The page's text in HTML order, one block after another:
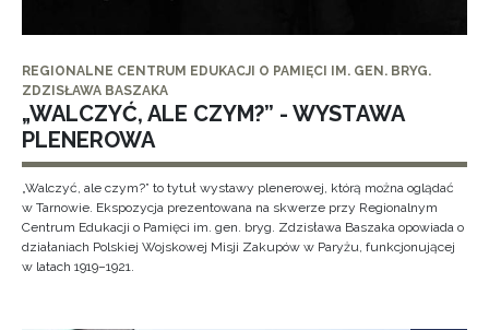
REGIONALNE CENTRUM EDUKACJI O PAMIĘCI IM. GEN. BRYG.
ZDZISŁAWA BASZAKA
„WALCZYĆ, ALE CZYM?” - WYSTAWA
PLENEROWA
„Walczyć, ale czym?” to tytuł wystawy plenerowej, którą można oglądać
w Tarnowie. Ekspozycja prezentowana na skwerze przy Regionalnym
Centrum Edukacji o Pamięci im. gen. bryg. Zdzisława Baszaka opowiada o
działaniach Polskiej Wojskowej Misji Zakupów w Paryżu, funkcjonującej
w latach 1919–1921.